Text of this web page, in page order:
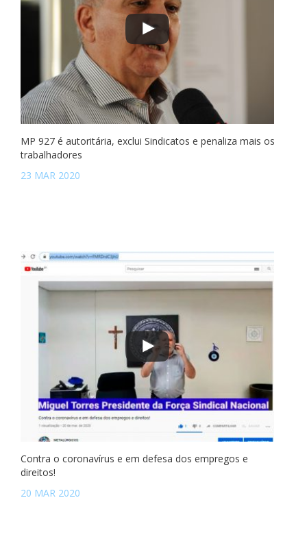
MP 927 é autoritária, exclui Sindicatos e penaliza mais os
trabalhadores
23 MAR 2020
Contra o coronavírus e em defesa dos empregos e
direitos!
20 MAR 2020